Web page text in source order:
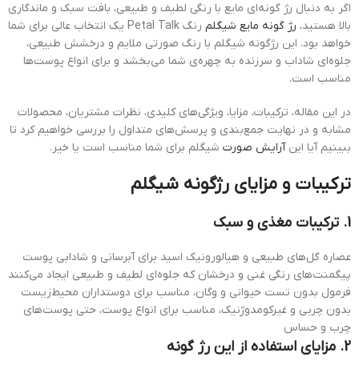
اگر به دنبال رژ گونه‌ای مایع با رنگی لطیف و طبیعی، بافت سبک و ماندگاری
بالا هستید، رژ گونه مایع شیگلم
رنگ Petal Talk یک انتخاب عالی برای شما
خواهد بود. این رژگونه شیگلم با رنگ صورتی ملایم و درخشش طبیعی،
جلوه‌ای شاداب و سرزنده به چهره‌ی شما می‌بخشد و برای انواع پوست‌ها
مناسب است.
در این مقاله، ترکیبات، مزایا، ویژگی‌های کلیدی، نظرات مشتریان، محصولات
مشابه و در نهایت جمع‌بندی و پرسش‌های متداول را بررسی خواهیم کرد تا
ببینیم آیا اینآرایش صورت شیگلم برای شما مناسب است یا خیر.
ترکیبات و مزایای رژگونه شیگلم
1. ترکیبات مغذی و سبک
عصاره گل‌های طبیعی و هیالورونیک اسید برای آبرسانی و شادابی پوست
پیگمنت‌های رنگی غنی و درخشان که جلوه‌ای لطیف و طبیعی ایجاد می‌کنند
فرمول بدون تست حیوانی و وگان، مناسب برای دوستداران محیط‌زیست
بدون چربی و غیرکومدوژنیک، مناسب برای انواع پوست، حتی پوست‌های
چرب و حساس
2. مزایای استفاده از این رژ گونه